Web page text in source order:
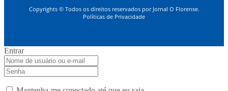
Copyrights © Todos os direitos reservados por Jornal O Florense.
Políticas de Privacidade
Entrar